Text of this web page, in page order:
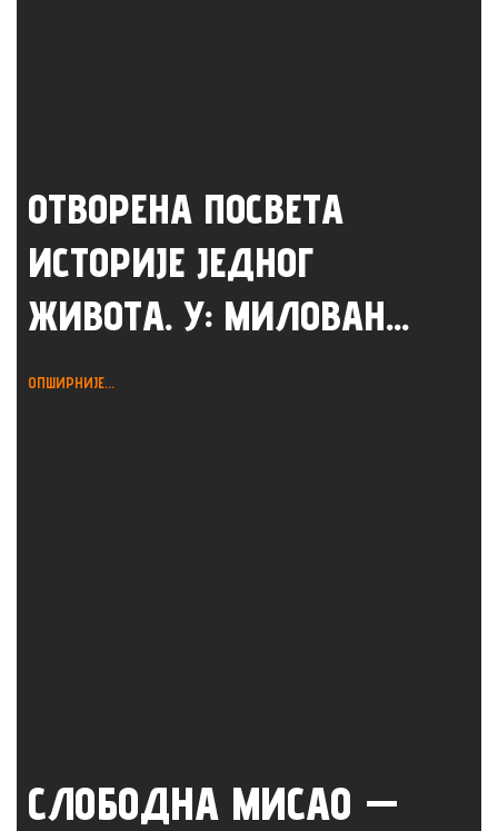
ОТВОРЕНА ПОСВЕТА
ИСТОРИЈЕ ЈЕДНОГ
ЖИВОТА. У: МИЛОВАН...
ОПШИРНИЈЕ...
СЛОБОДНА МИСАО —